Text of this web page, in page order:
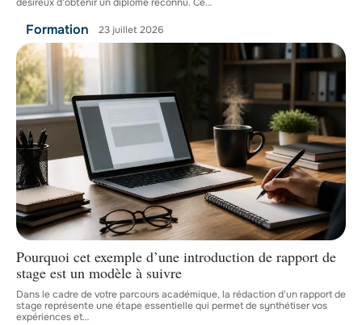
désireux d'obtenir un diplôme reconnu. Ce…
Formation 23 juillet 2026
Pourquoi cet exemple d’une introduction de rapport de
stage est un modèle à suivre
Dans le cadre de votre parcours académique, la rédaction d'un rapport de
stage représente une étape essentielle qui permet de synthétiser vos
expériences et…